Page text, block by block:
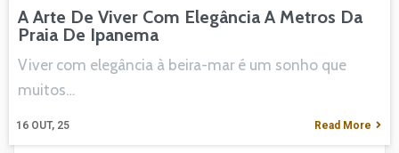
A Arte De Viver Com Elegância A Metros Da
Praia De Ipanema
16 OUT, 25
Viver com elegância à beira-mar é um sonho que
muitos…
Read More